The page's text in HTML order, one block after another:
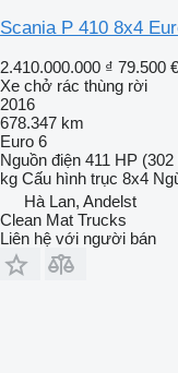
Scania P 410 8x4
2.410.000.000 ₫ 79.500 €
Xe chở rác thùng rời
2016
678.347 km
Euro 6
Nguồn điện 411 HP (302
kg Cấu hình trục 8x4
Hà Lan, Andelst
Clean Mat Trucks
Liên hệ với người bán